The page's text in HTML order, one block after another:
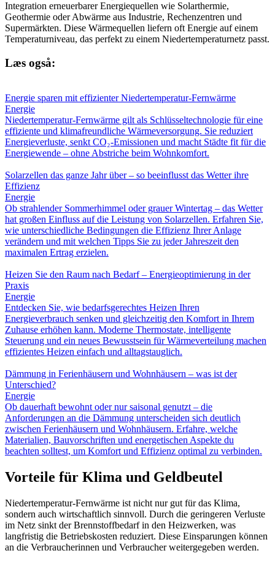
Integration erneuerbarer Energiequellen wie Solarthermie,
Geothermie oder Abwärme aus Industrie, Rechenzentren und
Supermärkten. Diese Wärmequellen liefern oft Energie auf einem
Temperaturniveau, das perfekt zu einem Niedertemperaturnetz passt.
Læs også:
Energie sparen mit effizienter Niedertemperatur-Fernwärme
Energie
Niedertemperatur-Fernwärme gilt als Schlüsseltechnologie für eine
effiziente und klimafreundliche Wärmeversorgung. Sie reduziert
Energieverluste, senkt CO₂-Emissionen und macht Städte fit für die
Energiewende – ohne Abstriche beim Wohnkomfort.
Solarzellen das ganze Jahr über – so beeinflusst das Wetter ihre
Effizienz
Energie
Ob strahlender Sommerhimmel oder grauer Wintertag – das Wetter
hat großen Einfluss auf die Leistung von Solarzellen. Erfahren Sie,
wie unterschiedliche Bedingungen die Effizienz Ihrer Anlage
verändern und mit welchen Tipps Sie zu jeder Jahreszeit den
maximalen Ertrag erzielen.
Heizen Sie den Raum nach Bedarf – Energieoptimierung in der
Praxis
Energie
Entdecken Sie, wie bedarfsgerechtes Heizen Ihren
Energieverbrauch senken und gleichzeitig den Komfort in Ihrem
Zuhause erhöhen kann. Moderne Thermostate, intelligente
Steuerung und ein neues Bewusstsein für Wärmeverteilung machen
effizientes Heizen einfach und alltagstauglich.
Dämmung in Ferienhäusern und Wohnhäusern – was ist der
Unterschied?
Energie
Ob dauerhaft bewohnt oder nur saisonal genutzt – die
Anforderungen an die Dämmung unterscheiden sich deutlich
zwischen Ferienhäusern und Wohnhäusern. Erfahre, welche
Materialien, Bauvorschriften und energetischen Aspekte du
beachten solltest, um Komfort und Effizienz optimal zu verbinden.
Vorteile für Klima und Geldbeutel
Niedertemperatur-Fernwärme ist nicht nur gut für das Klima,
sondern auch wirtschaftlich sinnvoll. Durch die geringeren Verluste
im Netz sinkt der Brennstoffbedarf in den Heizwerken, was
langfristig die Betriebskosten reduziert. Diese Einsparungen können
an die Verbraucherinnen und Verbraucher weitergegeben werden.